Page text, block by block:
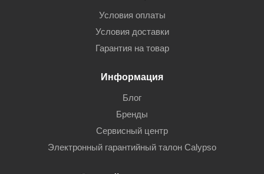
Условия оплаты
Условия доставки
Гарантия на товар
Информация
Блог
Бренды
Сервисный центр
Электронный гарантийный талон Calypso